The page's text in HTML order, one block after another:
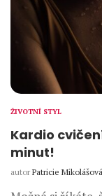
ŽIVOTNÍ STYL
Kardio
minut!
autor Patricie Mikolášová